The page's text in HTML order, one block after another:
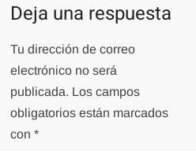
Deja una respuesta
Tu dirección de correo
electrónico no será
publicada. Los campos
obligatorios están marcados
con*